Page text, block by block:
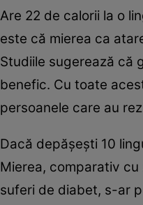
Are 22 de calorii la o
este că mierea ca
Studiile sugerează că
benefic. Cu toate
persoanele care au
Dacă depăşeşti 10
Mierea, comparativ
suferi de diabet, s-ar